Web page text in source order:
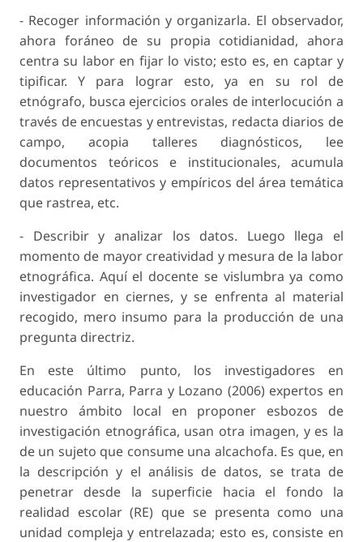
- Recoger información y organizarla. El observador,
ahora foráneo de su propia cotidianidad, ahora
centra su labor en fijar lo visto; esto es, en captar y
tipificar. Y para lograr esto, ya en su rol de
etnógrafo, busca ejercicios orales de interlocución a
través de encuestas y entrevistas, redacta diarios de
campo, acopia talleres diagnósticos, lee
documentos teóricos e institucionales, acumula
datos representativos y empíricos del área temática
que rastrea, etc.
- Describir y analizar los datos. Luego llega el
momento de mayor creatividad y mesura de la labor
etnográfica. Aquí el docente se vislumbra ya como
investigador en ciernes, y se enfrenta al material
recogido, mero insumo para la producción de una
pregunta directriz.
En este último punto, los investigadores en
educación Parra, Parra y Lozano (2006) expertos en
nuestro ámbito local en proponer esbozos de
investigación etnográfica, usan otra imagen, y es la
de un sujeto que consume una alcachofa. Es que, en
la descripción y el análisis de datos, se trata de
penetrar desde la superficie hacia el fondo la
realidad escolar (RE) que se presenta como una
unidad compleja y entrelazada; esto es, consiste en